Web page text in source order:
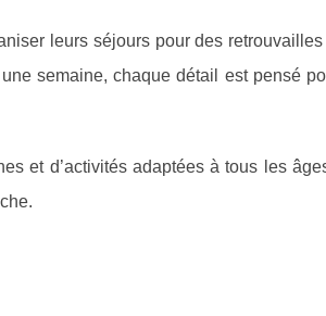
leurs séjours pour des
semaine, chaque détail est pensé
et d’activités adaptées à tous les